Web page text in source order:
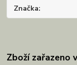
Značka
Zboží zařazeno